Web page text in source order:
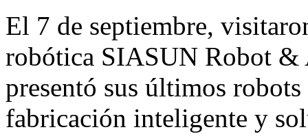
El 7 de septiembre,
robótica SIASUN Robot &
presentó sus últimos
fabricación inteligente y